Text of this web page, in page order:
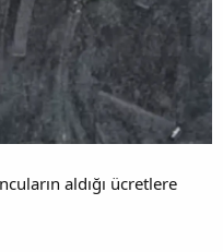
aldığı ücretlere